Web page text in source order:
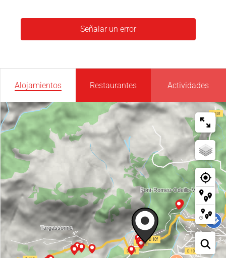
Señalar un error
Alojamientos Restaurantes Actividades